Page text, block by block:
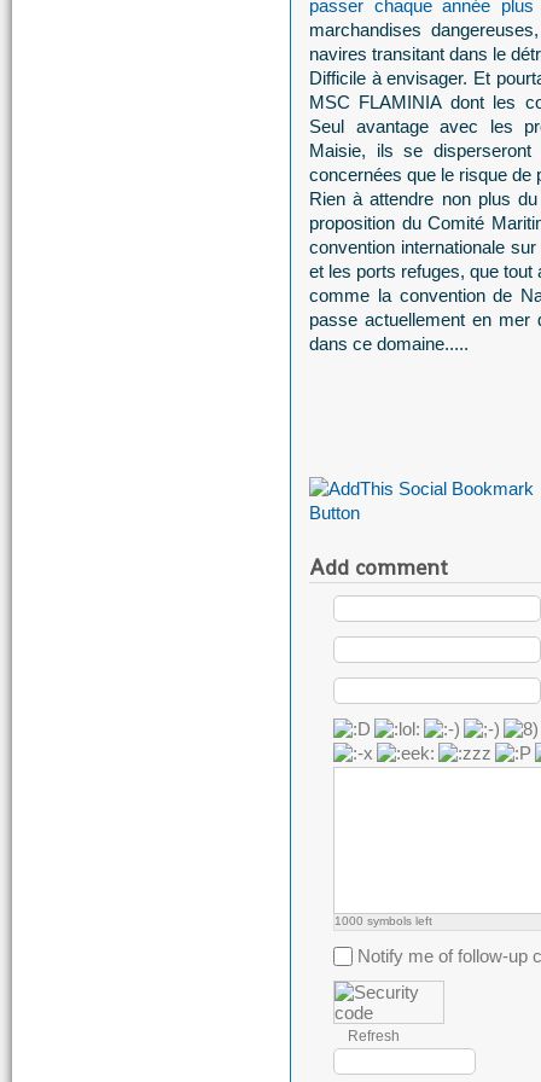
passer chaque année
marchandises
navires transitant dans le
Difficile à envisager. Et
MSC FLAMINIA dont les
Seul avantage avec les
Maisie, ils se
concernées que le risque de
Rien à attendre non plus
proposition du Comité
convention internationale
et les ports refuges, que tout
comme la convention de
passe actuellement en mer
dans ce domaine.....
Add comment
1000 symbols left
Notify me of follow-up
Refresh